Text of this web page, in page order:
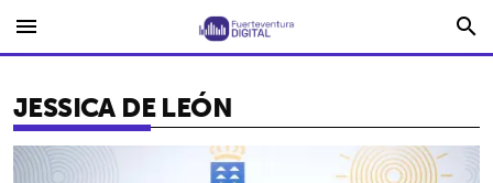
menu search
JESSICA DE LEÓN